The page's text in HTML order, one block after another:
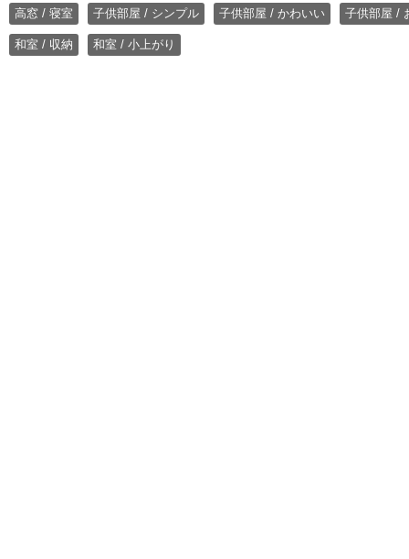
高窓 / 寝室 子供部屋 / シンプル 子供部屋 / かわいい 子供部屋 /
和室 / 収納 和室 / 小上がり